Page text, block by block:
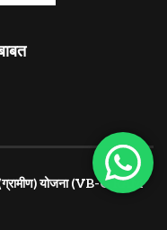
(ग्रामीण) योजना (VB-G RAM